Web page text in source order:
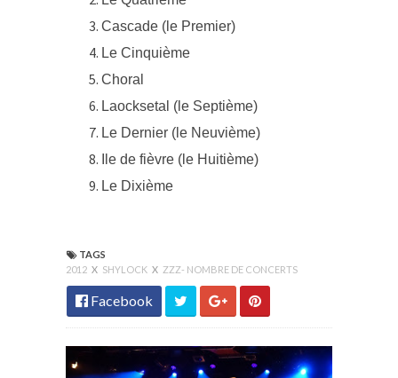
Cascade (le Premier)
Le Cinquième
Choral
Laocksetal (le Septième)
Le Dernier (le Neuvième)
Ile de fièvre (le Huitième)
Le Dixième
TAGS
2012 X SHYLOCK X ZZZ- NOMBRE DE CONCERTS
Facebook